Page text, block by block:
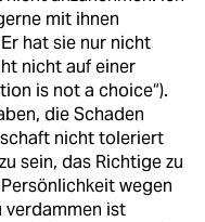
mit ihnen
hat sie nur nicht
nicht auf einer
is not a choice“).
die Schaden
nicht toleriert
sein, das Richtige zu
wegen
verdammen ist